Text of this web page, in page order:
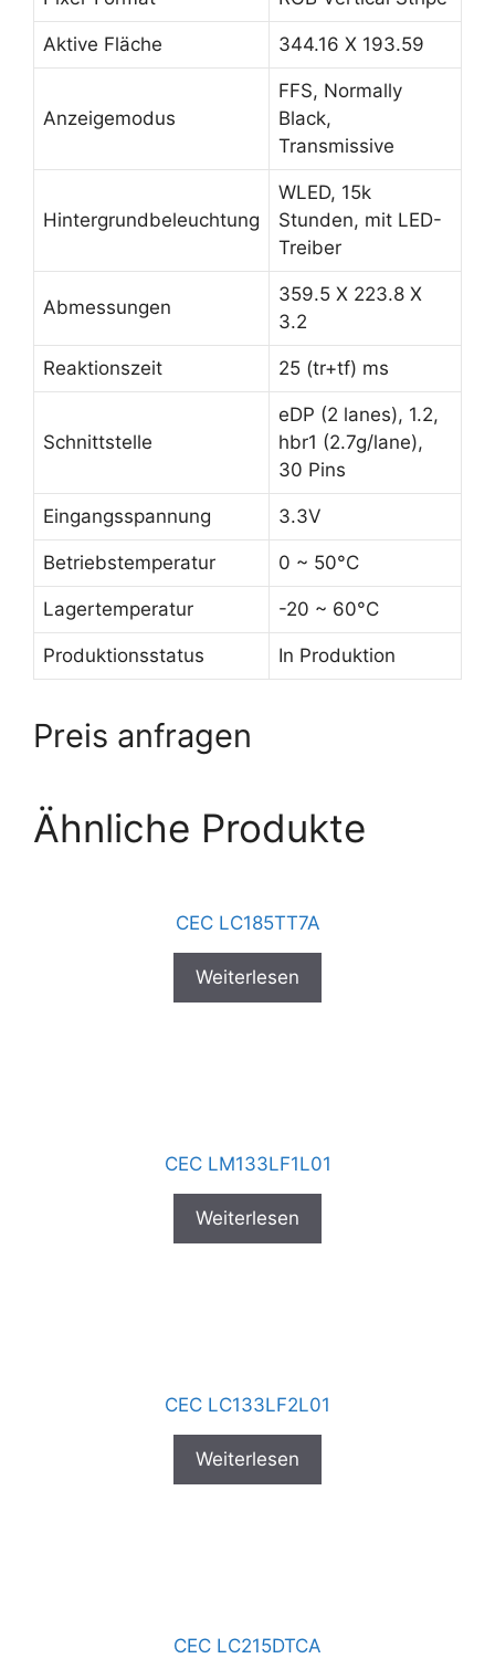
Aktive Fläche 344.16 X 193.59
Anzeigemodus
FFS, Normally
Black,
Transmissive
Hintergrundbeleuchtung
WLED, 15k
Stunden, mit LED-
Treiber
Abmessungen
359.5 X 223.8 X
3.2
Reaktionszeit 25 (tr+tf) ms
Schnittstelle
eDP (2 lanes), 1.2,
hbr1 (2.7g/lane),
30 Pins
Eingangsspannung 3.3V
Betriebstemperatur 0 ~ 50°C
Lagertemperatur -20 ~ 60°C
Produktionsstatus In Produktion
Preis anfragen
Ähnliche Produkte
CEC LC185TT7A
Weiterlesen
CEC LM133LF1L01
Weiterlesen
CEC LC133LF2L01
Weiterlesen
CEC LC215DTCA